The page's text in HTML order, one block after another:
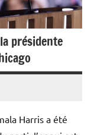
présidente
Harris a été